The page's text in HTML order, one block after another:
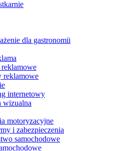
dla gastronomii
reklamowe
internetowy
wizualna
motoryzacyjne
i zabezpieczenia
samochodowe